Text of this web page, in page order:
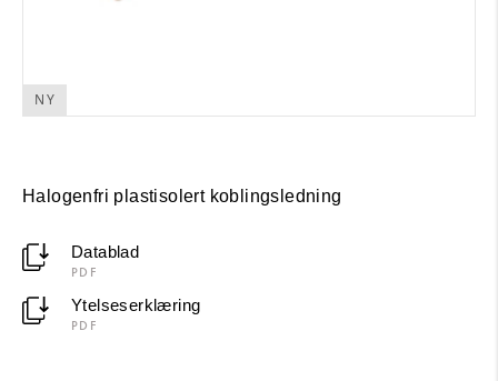
NY
Halogenfri plastisolert koblingsledning
Datablad
PDF
Ytelseserklæring
PDF